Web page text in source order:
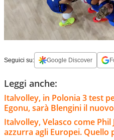
Seguici su: Google Discover
Leggi anche:
Italvolley, in Polonia 3 test
Egonu, sarà Blengini il
Italvolley, Velasco come
azzurra agli Europei. Quello